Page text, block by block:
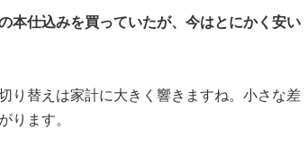
本仕込みを買っていたが、今はとにかく安い
り替えは家計に大きく響きますね。小さな差
ります。